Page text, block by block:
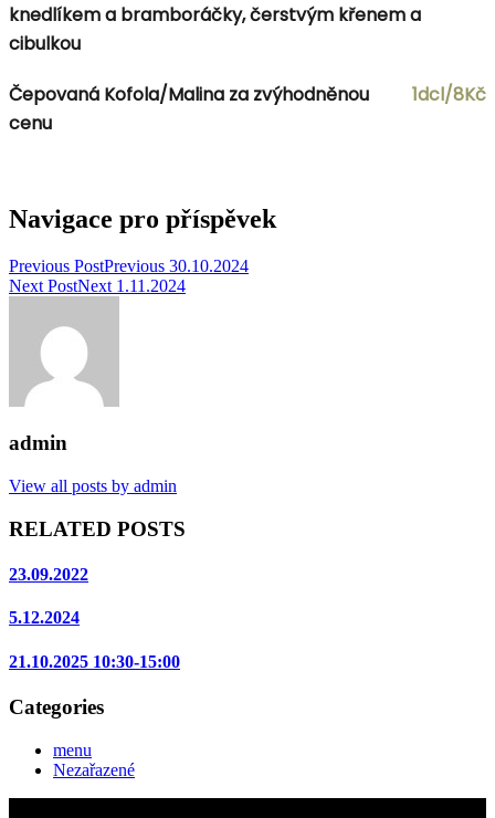
knedlíkem a bramboráčky, čerstvým křenem a
cibulkou
Čepovaná Kofola/Malina za zvýhodněnou
cenu
1dcl/8Kč
Navigace pro příspěvek
Previous PostPrevious 30.10.2024
Next PostNext 1.11.2024
admin
View all posts by admin
RELATED POSTS
23.09.2022
5.12.2024
21.10.2025 10:30-15:00
Categories
menu
Nezařazené